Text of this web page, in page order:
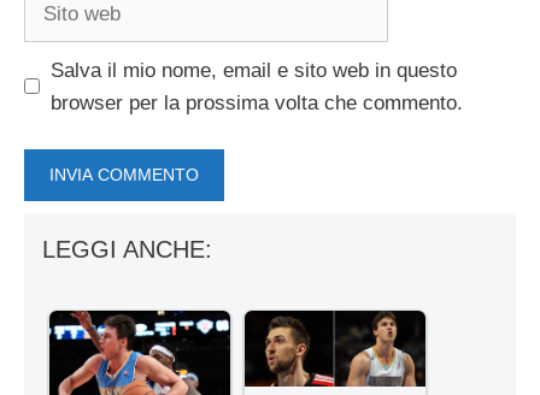
Salva il mio nome, email e sito web in questo
browser per la prossima volta che commento.
LEGGI ANCHE: